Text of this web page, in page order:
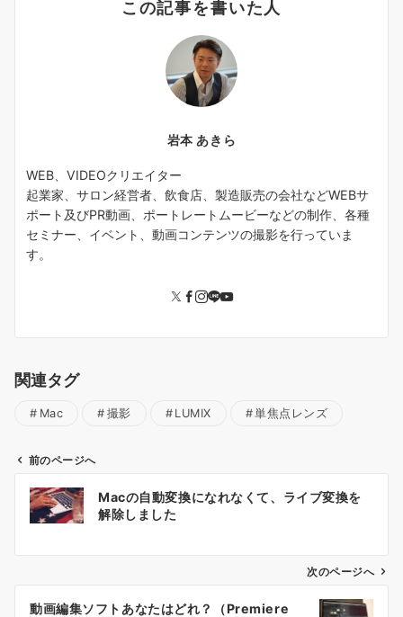
この記事を書いた人
岩本 あきら
WEB、VIDEOクリエイター
起業家、サロン経営者、飲食店、製造販売の会社などWEBサ
ポート及びPR動画、ポートレートムービーなどの制作、各種
セミナー、イベント、動画コンテンツの撮影を行っていま
す。
関連タグ
Mac 撮影 LUMIX 単焦点レンズ
前のページへ
Macの自動変換になれなくて、ライブ変換を
解除しました
次のページへ
動画編集ソフトあなたはどれ？（Premiere